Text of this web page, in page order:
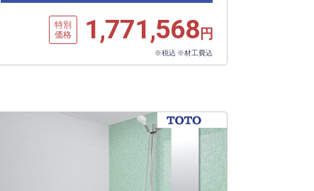
特別
価格
1,771,568 円
※税込 ※材工費込